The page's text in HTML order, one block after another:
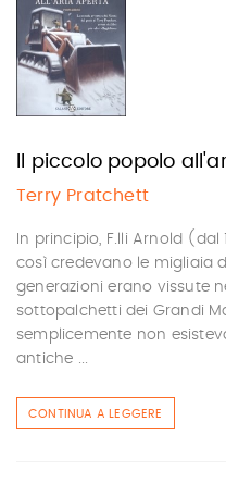
Il piccolo popolo
Terry Pratchett
In principio, F.lli Arnold
così credevano le migliaia
generazioni erano vissute
sottopalchetti dei Grandi
semplicemente non
antiche ...
CONTINUA A LEGGERE